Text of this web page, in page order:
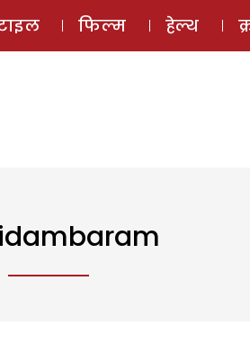
ई-मैगज़ीन
फिल्म हेल्थ